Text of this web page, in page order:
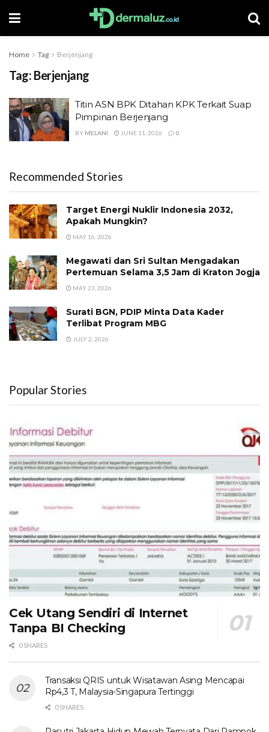
Home Tag Berjenjang
Tag: Berjenjang
Titin ASN BPK Ditahan KPK Terkait Suap
Pimpinan Berjenjang
BY MELANI JUNE 11, 2026 0
Recommended Stories
Target Energi Nuklir Indonesia 2032,
Apakah Mungkin?
MAY 16, 2026
Megawati dan Sri Sultan Mengadakan
Pertemuan Selama 3,5 Jam di Kraton Jogja
MAY 23, 2026
Surati BGN, PDIP Minta Data Kader
Terlibat Program MBG
JULY 2, 2026
Popular Stories
Cek Utang Sendiri di Internet
Tanpa BI Checking
0 SHARES
Transaksi QRIS untuk Wisatawan Asing Mencapai
Rp4,3 T, Malaysia-Singapura Tertinggi
0 SHARES